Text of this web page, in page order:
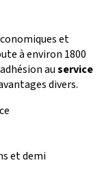
et
à environ 1800
auservice
divers.
et demi